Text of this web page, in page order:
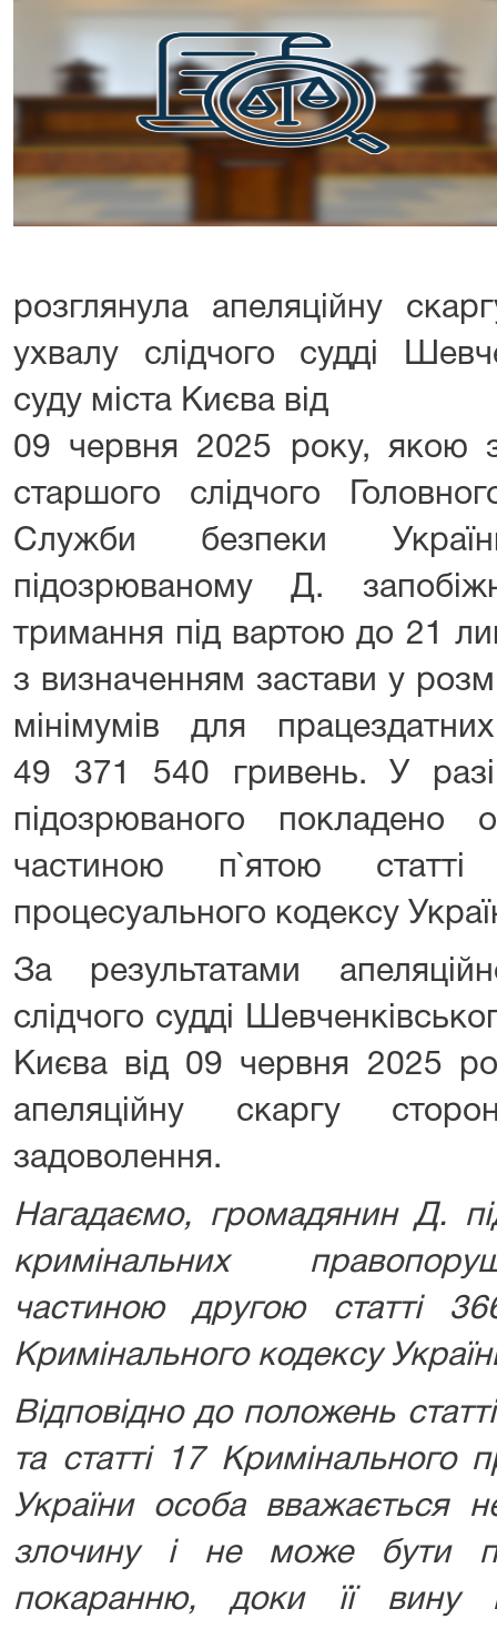
розглянула апеляційну
ухвалу слідчого судді
суду міста Києва від
09 червня 2025 року, якою
старшого слідчого
Служби безпеки
підозрюваному Д.
тримання під вартою до 21
з визначенням застави у
мінімумів для
49 371 540 гривень. У
підозрюваного покладено
частиною п`ятою статті
процесуального кодексу
За результатами
слідчого судді
Києва від 09 червня 2025
апеляційну скаргу
задоволення.
Нагадаємо, громадянин Д.
кримінальних
частиною другою статті
Кримінального кодексу
Відповідно до положень
та статті 17 Кримінального
України особа вважається
злочину і не може бути
покаранню, доки її